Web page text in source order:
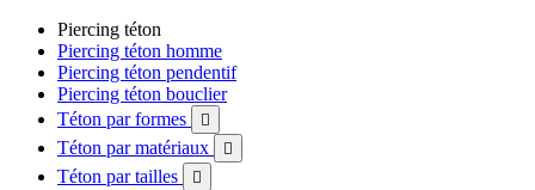
Piercing téton
Piercing téton homme
Piercing téton pendentif
Piercing téton bouclier
Téton par formes

Téton par matériaux 
Téton par tailles 